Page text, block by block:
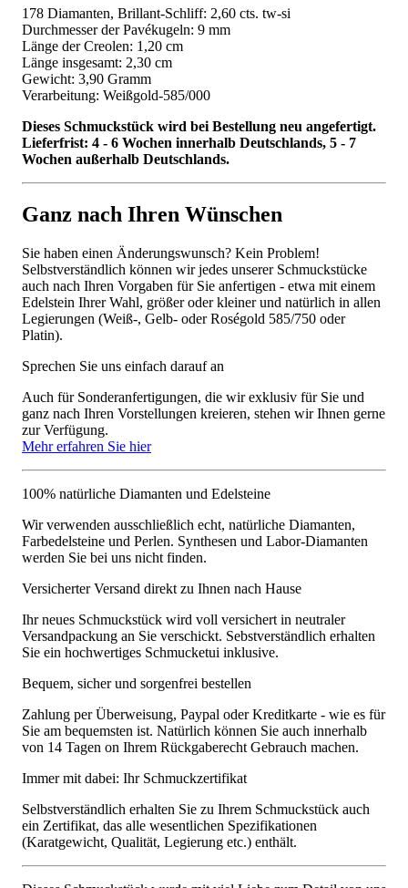
178 Diamanten, Brillant-Schliff: 2,60 cts. tw-si
Durchmesser der Pavékugeln: 9 mm
Länge der Creolen: 1,20 cm
Länge insgesamt: 2,30 cm
Gewicht: 3,90 Gramm
Verarbeitung: Weißgold-585/000
Dieses Schmuckstück wird bei Bestellung neu angefertigt.
Lieferfrist: 4 - 6 Wochen innerhalb Deutschlands, 5 - 7
Wochen außerhalb Deutschlands.
Ganz nach Ihren Wünschen
Sie haben einen Änderungswunsch? Kein Problem!
Selbstverständlich können wir jedes unserer Schmuckstücke
auch nach Ihren Vorgaben für Sie anfertigen - etwa mit einem
Edelstein Ihrer Wahl, größer oder kleiner und natürlich in allen
Legierungen (Weiß-, Gelb- oder Roségold 585/750 oder
Platin).
Sprechen Sie uns einfach darauf an
Auch für Sonderanfertigungen, die wir exklusiv für Sie und
ganz nach Ihren Vorstellungen kreieren, stehen wir Ihnen gerne
zur Verfügung.
Mehr erfahren Sie hier
100% natürliche Diamanten und Edelsteine
Wir verwenden ausschließlich echt, natürliche Diamanten,
Farbedelsteine und Perlen. Synthesen und Labor-Diamanten
werden Sie bei uns nicht finden.
Versicherter Versand direkt zu Ihnen nach Hause
Ihr neues Schmuckstück wird voll versichert in neutraler
Versandpackung an Sie verschickt. Sebstverständlich erhalten
Sie ein hochwertiges Schmucketui inklusive.
Bequem, sicher und sorgenfrei bestellen
Zahlung per Überweisung, Paypal oder Kreditkarte - wie es für
Sie am bequemsten ist. Natürlich können Sie auch innerhalb
von 14 Tagen on Ihrem Rückgaberecht Gebrauch machen.
Immer mit dabei: Ihr Schmuckzertifikat
Selbstverständlich erhalten Sie zu Ihrem Schmuckstück auch
ein Zertifikat, das alle wesentlichen Spezifikationen
(Karatgewicht, Qualität, Legierung etc.) enthält.